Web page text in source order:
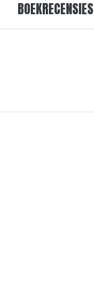
BOEKRECENSIES